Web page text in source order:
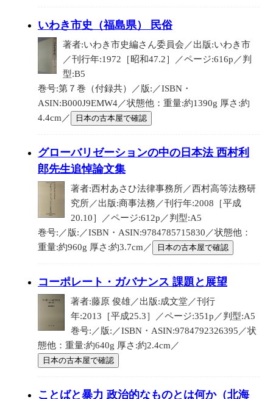
いわき市史（福島県） 民俗
著者:いわき市史編さん委員会／出版:いわき市
／刊行年:1972［昭和47.2］／ページ:616p／判
型:B5
巻号:第７巻（付録共）／版:／ISBN・
ASIN:B000J9EMW4／状態他：重量:約1390g 厚さ:約
4.4cm／
日本の古本屋で確認
グローバリゼーションの中の日本法 西村利
郎先生追悼論文集
著者:西村あさひ法律事務所／西村高等法務研
究所／出版:商事法務／刊行年:2008［平成
20.10］／ページ:612p／判型:A5
巻号:／版:／ISBN・ASIN:9784785715830／状態他：
重量:約960g 厚さ:約3.7cm／
日本の古本屋で確認
コーポレート・ガバナンス 課題と展望
著者:藤原 俊雄／出版:成文堂／刊行
年:2013［平成25.3］／ページ:351p／判型:A5
巻号:／版:／ISBN・ASIN:9784792326395／状
態他：重量:約640g 厚さ:約2.4cm／
日本の古本屋で確認
ことばと暴力 政治的なものとは何か（北海